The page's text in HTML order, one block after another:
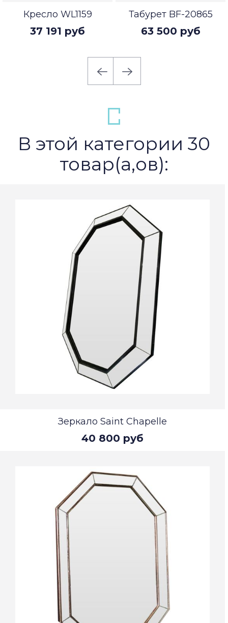
Кресло WL1159
37 191 руб
Табурет BF-20865
63 500 руб
В этой категории 30
товар(а,ов):
Зеркало Saint Chapelle
40 800 руб